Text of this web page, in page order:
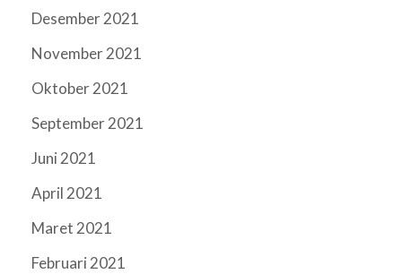
Desember 2021
November 2021
Oktober 2021
September 2021
Juni 2021
April 2021
Maret 2021
Februari 2021